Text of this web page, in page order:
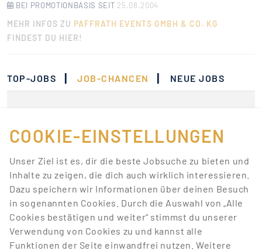
BEI PROMOTIONBASIS SEIT 25.08.2004
MEHR INFOS ZU PAFFRATH EVENTS GMBH & CO. KG
FINDEST DU HIER!
TOP-JOBS | JOB-CHANCEN | NEUE JOBS
Jobs, die deinen
Suchkriterien
entsprechen.
Lass dich über neue Job-Chancen zu deiner Suche
mit Job-Alerts automatisch informieren!
JOB-ALERT ERSTELLEN
COOKIE-EINSTELLUNGEN
Unser Ziel ist es, dir die beste Jobsuche zu bieten und
Inhalte zu zeigen, die dich auch wirklich interessieren.
Dazu speichern wir Informationen über deinen Besuch
in sogenannten Cookies. Durch die Auswahl von „Alle
Cookies bestätigen und weiter“ stimmst du unserer
Verwendung von Cookies zu und kannst alle
Funktionen der Seite einwandfrei nutzen. Weitere